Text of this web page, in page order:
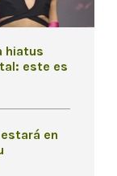
hiatus
este es
en